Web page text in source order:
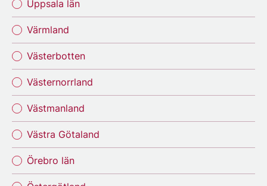
Uppsala län
Värmland
Västerbotten
Västernorrland
Västmanland
Västra Götaland
Örebro län